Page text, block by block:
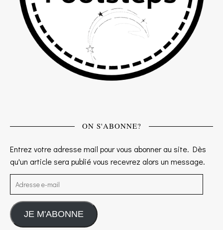
ON S'ABONNE?
Entrez votre adresse mail pour vous abonner au site. Dès
qu'un article sera publié vous recevrez alors un message.
Adresse e-mail
JE M'ABONNE